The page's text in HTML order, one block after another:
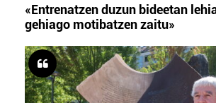
«Entrenatzen duzun bideetan
gehiago motibatzen zaitu»